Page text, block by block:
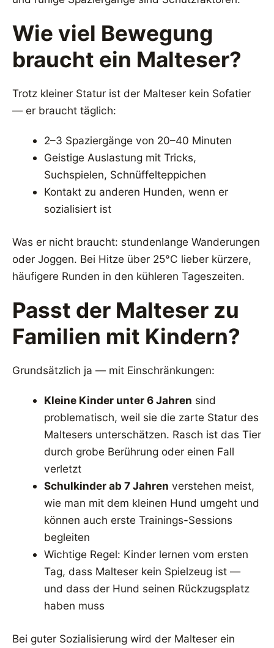
Wie viel Bewegung
braucht ein Malteser?
Trotz kleiner Statur ist der Malteser kein Sofatier
— er braucht täglich:
2–3 Spaziergänge von 20–40 Minuten
Geistige Auslastung mit Tricks,
Suchspielen, Schnüffelteppichen
Kontakt zu anderen Hunden, wenn er
sozialisiert ist
Was er nicht braucht: stundenlange Wanderungen
oder Joggen. Bei Hitze über 25°C lieber kürzere,
häufigere Runden in den kühleren Tageszeiten.
Passt der Malteser zu
Familien mit Kindern?
Grundsätzlich ja — mit Einschränkungen:
Kleine Kinder unter 6 Jahren sind
problematisch, weil sie die zarte Statur des
Maltesers unterschätzen. Rasch ist das Tier
durch grobe Berührung oder einen Fall
verletzt
Schulkinder ab 7 Jahren verstehen meist,
wie man mit dem kleinen Hund umgeht und
können auch erste Trainings-Sessions
begleiten
Wichtige Regel: Kinder lernen vom ersten
Tag, dass Malteser kein Spielzeug ist —
und dass der Hund seinen Rückzugsplatz
haben muss
Bei guter Sozialisierung wird der Malteser ein